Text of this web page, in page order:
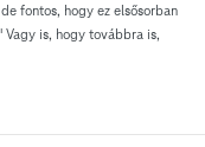
fontos, hogy ez elsősorban
is, hogy továbbra is,